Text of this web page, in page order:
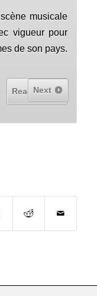
musicale
vigueur pour
de son pays.
Read More...
Next